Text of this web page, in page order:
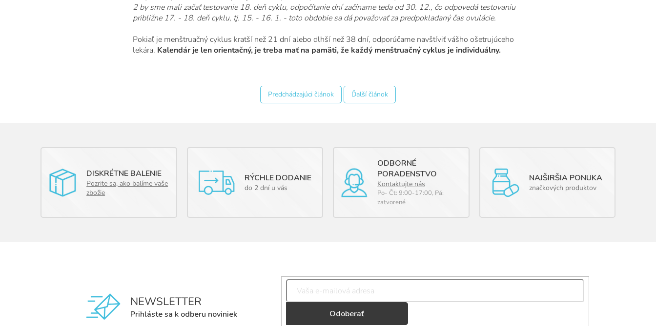
2 by sme mali začať testovanie 18. deň cyklu, odpočítanie dní začíname teda od 30. 12., čo odpovedá testovaniu
približne 17. - 18. deň cyklu, tj. 15. - 16. 1. - toto obdobie sa dá považovať za predpokladaný čas ovulácie.
Pokiaľ je menštruačný cyklus kratší než 21 dní alebo dlhší než 38 dní, odporúčame navštíviť vášho ošetrujúceho
lekára. Kalendár je len orientačný, je treba mať na pamäti, že každý menštruačný cyklus je individuálny.
Predchádzajúci článok Ďalší článok
DISKRÉTNE BALENIE
Pozrite sa, ako balíme vaše
zbožie
RÝCHLE DODANIE
do 2 dní u vás
ODBORNÉ
PORADENSTVO
Kontaktujte nás
Po- Čt: 9:00-17:00, Pá:
zatvorené
NAJŠIRŠIA PONUKA
značkových produktov
NEWSLETTER
Prihláste sa k odberu noviniek
Přihlásit